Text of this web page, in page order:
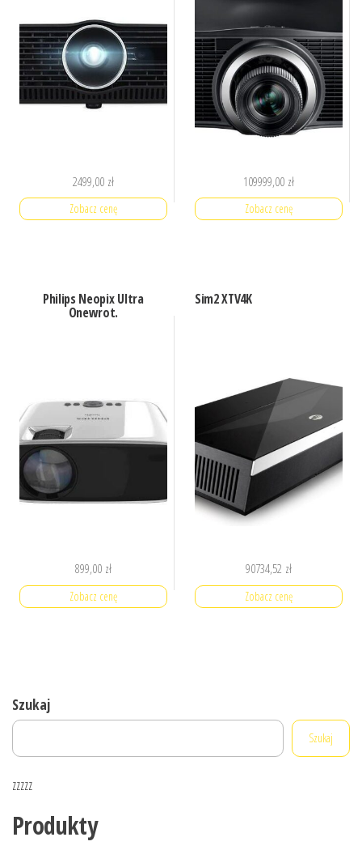
2499,00 zł
Zobacz cenę
109999,00 zł
Zobacz cenę
Philips Neopix Ultra
Onewrot.
899,00 zł
Zobacz cenę
Sim2 XTV4K
90734,52 zł
Zobacz cenę
Szukaj
Szukaj
zzzzz
Produkty